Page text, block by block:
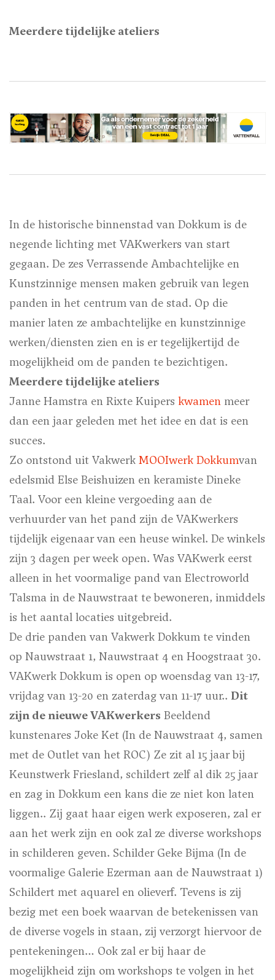
Meerdere tijdelijke ateliers
In de historische binnenstad van Dokkum is de
negende lichting met VAKwerkers van start
gegaan. De zes Verrassende Ambachtelijke en
Kunstzinnige mensen maken gebruik van legen
panden in het centrum van de stad. Op die
manier laten ze ambachtelijke en kunstzinnige
werken/diensten zien en is er tegelijkertijd de
mogelijkheid om de panden te bezichtigen.
Meerdere tijdelijke ateliers
Janne Hamstra en Rixte Kuipers kwamen meer
dan een jaar geleden met het idee en dat is een
succes.
Zo ontstond uit Vakwerk MOOIwerk Dokkumvan
edelsmid Else Beishuizen en keramiste Dineke
Taal. Voor een kleine vergoeding aan de
verhuurder van het pand zijn de VAKwerkers
tijdelijk eigenaar van een heuse winkel. De winkels
zijn 3 dagen per week open. Was VAKwerk eerst
alleen in het voormalige pand van Electroworld
Talsma in de Nauwstraat te bewoneren, inmiddels
is het aantal locaties uitgebreid.
De drie panden van Vakwerk Dokkum te vinden
op Nauwstraat 1, Nauwstraat 4 en Hoogstraat 30.
VAKwerk Dokkum is open op woensdag van 13-17,
vrijdag van 13-20 en zaterdag van 11-17 uur.. Dit
zijn de nieuwe VAKwerkers Beeldend
kunstenares Joke Ket (In de Nauwstraat 4, samen
met de Outlet van het ROC) Ze zit al 15 jaar bij
Keunstwerk Friesland, schildert zelf al dik 25 jaar
en zag in Dokkum een kans die ze niet kon laten
liggen.. Zij gaat haar eigen werk exposeren, zal er
aan het werk zijn en ook zal ze diverse workshops
in schilderen geven. Schilder Geke Bijma (In de
voormalige Galerie Ezerman aan de Nauwstraat 1)
Schildert met aquarel en olieverf. Tevens is zij
bezig met een boek waarvan de betekenissen van
de diverse vogels in staan, zij verzorgt hiervoor de
pentekeningen… Ook zal er bij haar de
mogelijkheid zijn om workshops te volgen in het